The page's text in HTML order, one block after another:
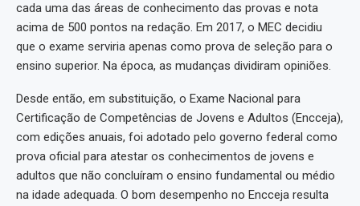
cada uma das áreas de conhecimento das provas e nota
acima de 500 pontos na redação. Em 2017, o MEC decidiu
que o exame serviria apenas como prova de seleção para o
ensino superior. Na época, as mudanças dividiram opiniões.
Desde então, em substituição, o Exame Nacional para
Certificação de Competências de Jovens e Adultos (Encceja),
com edições anuais, foi adotado pelo governo federal como
prova oficial para atestar os conhecimentos de jovens e
adultos que não concluíram o ensino fundamental ou médio
na idade adequada. O bom desempenho no Encceja resulta